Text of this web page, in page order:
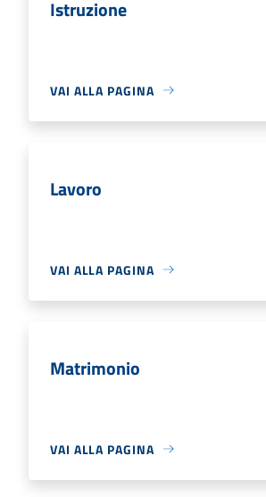
Istruzione
VAI ALLA PAGINA
Lavoro
VAI ALLA PAGINA
Matrimonio
VAI ALLA PAGINA